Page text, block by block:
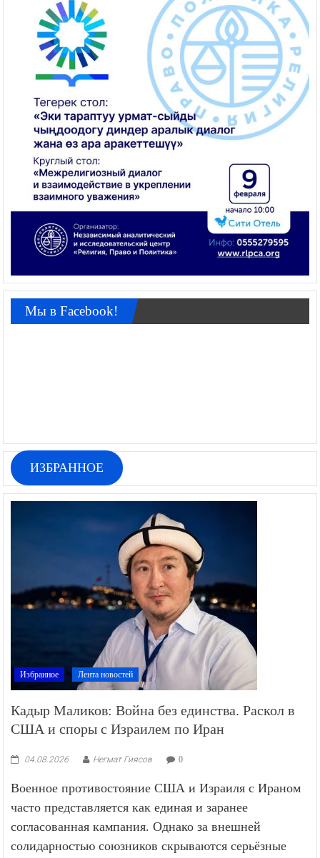
Мы в Facebook!
ИЗБРАННОЕ
Избранное Лента новостей
Кадыр Маликов: Война без единства. Раскол в
США и споры с Израилем по Иран
04.08.2026 Негмат Гиясов 0
Военное противостояние США и Израиля с Ираном
часто представляется как единая и заранее
согласованная кампания. Однако за внешней
солидарностью союзников скрываются серьёзные